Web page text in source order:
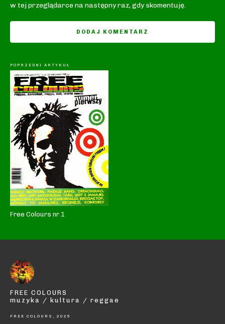
w tej przeglądarce na następny raz, gdy skomentuję.
POPRZEDNI ARTYKUŁ
Free Colours nr 1
FREE COLOURS
muzyka / kultura / reggae
FREE COLOURS, 2025